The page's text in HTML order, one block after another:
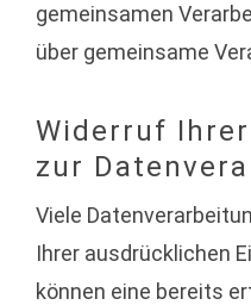
gemeinsamen
über gemeinsame
Widerruf
zur
Viele
Ihrer ausdrücklichen
können eine bereits